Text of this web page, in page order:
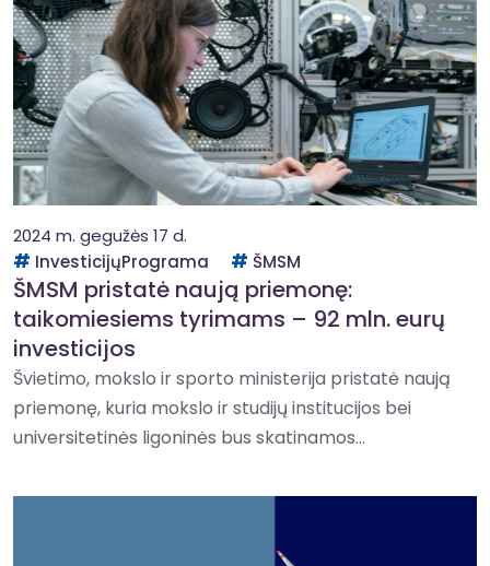
2024 m. gegužės 17 d.
InvesticijųPrograma
ŠMSM
ŠMSM pristatė naują priemonę:
taikomiesiems tyrimams – 92 mln. eurų
investicijos
Švietimo, mokslo ir sporto ministerija pristatė naują
priemonę, kuria mokslo ir studijų institucijos bei
universitetinės ligoninės bus skatinamos...